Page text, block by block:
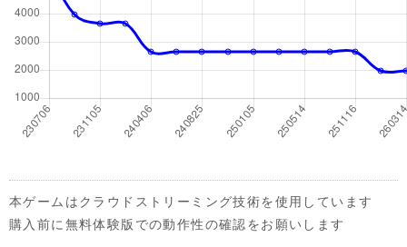
本ゲームはクラウドストリーミング技術を使用しています
購入前に無料体験版での動作性の確認をお願いします